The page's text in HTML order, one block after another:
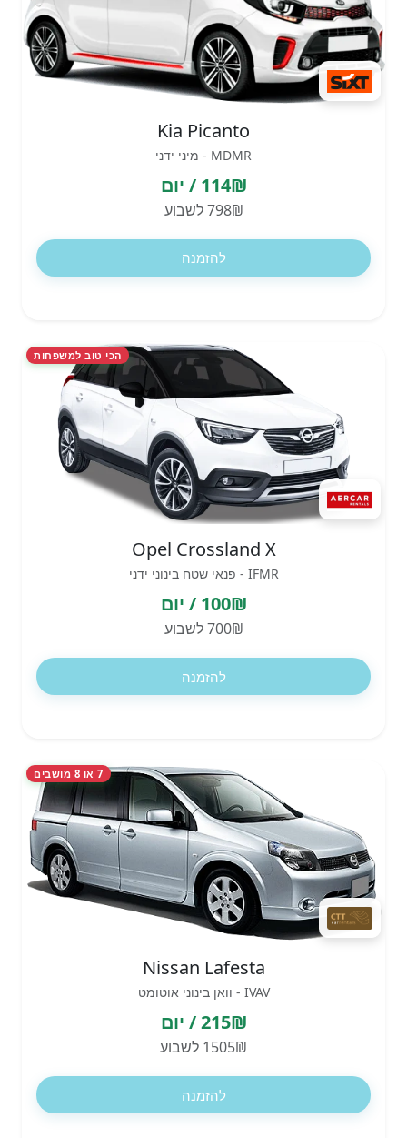
Kia Picanto
MDMR - מיני ידני
114₪ / יום
798₪ לשבוע
להזמנה
הכי טוב למשפחות
Opel Crossland X
IFMR - פנאי שטח בינוני ידני
100₪ / יום
700₪ לשבוע
להזמנה
7 או 8 מושבים
Nissan Lafesta
IVAV - וואן בינוני אוטומט
215₪ / יום
1505₪ לשבוע
להזמנה